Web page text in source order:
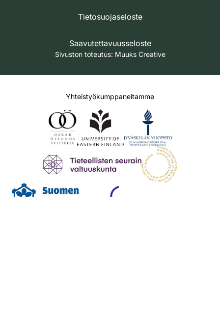
Tietosuojaseloste
Saavutettavuusseloste
Sivuston toteutus: Muuks Creative
Yhteistyökumppaneitamme